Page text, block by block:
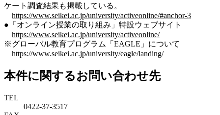
ケート調査結果も掲載している。
https://www.seikei.ac.jp/university/activeonline/#anchor-3
●「オンライン授業の取り組み」特設ウェブサイト
https://www.seikei.ac.jp/university/activeonline/
※グローバル教育プログラム「EAGLE」について
https://www.seikei.ac.jp/university/eagle/landing/
本件に関するお問い合わせ先
TEL
0422-37-3517